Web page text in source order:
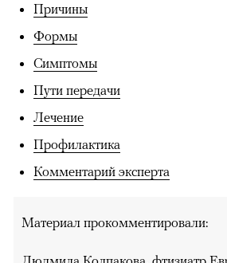
Причины
Формы
Симптомы
Пути передачи
Лечение
Профилактика
Комментарий эксперта
Материал прокомментировали: